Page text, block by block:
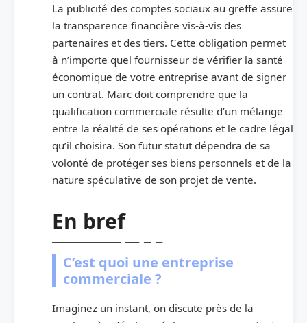
La publicité des comptes sociaux au greffe assure
la transparence financière vis-à-vis des
partenaires et des tiers. Cette obligation permet
à n’importe quel fournisseur de vérifier la santé
économique de votre entreprise avant de signer
un contrat. Marc doit comprendre que la
qualification commerciale résulte d’un mélange
entre la réalité de ses opérations et le cadre légal
qu’il choisira. Son futur statut dépendra de sa
volonté de protéger ses biens personnels et de la
nature spéculative de son projet de vente.
En bref
C’est quoi une entreprise
commerciale ?
Imaginez un instant, on discute près de la